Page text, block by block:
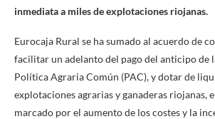
inmediata a miles de explotaciones riojanas.
Eurocaja Rural se ha sumado al acuerdo de
facilitar un adelanto del pago del anticipo de
Política Agraria Común (PAC), y dotar de
explotaciones agrarias y ganaderas riojanas,
marcado por el aumento de los costes y la